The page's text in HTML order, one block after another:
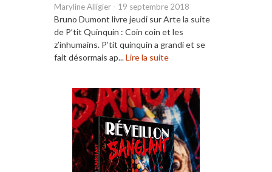
Maryline Alligier - 19 septembre 2018
Bruno Dumont livre jeudi sur Arte la suite
de P’tit Quinquin : Coin coin et les
z’inhumains. P’tit quinquin a grandi et se
fait désormais ap...Lire la suite